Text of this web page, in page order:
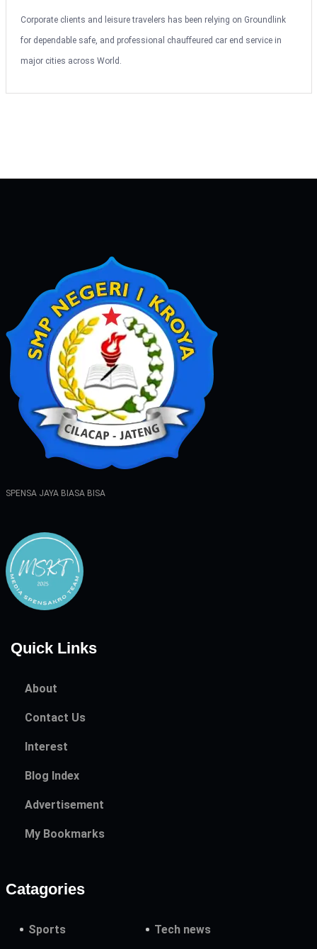
Corporate clients and leisure travelers has been relying on Groundlink
for dependable safe, and professional chauffeured car end service in
major cities across World.
SPENSA JAYA BIASA BISA
Quick Links
About
Contact Us
Interest
Blog Index
Advertisement
My Bookmarks
Catagories
Sports Tech news